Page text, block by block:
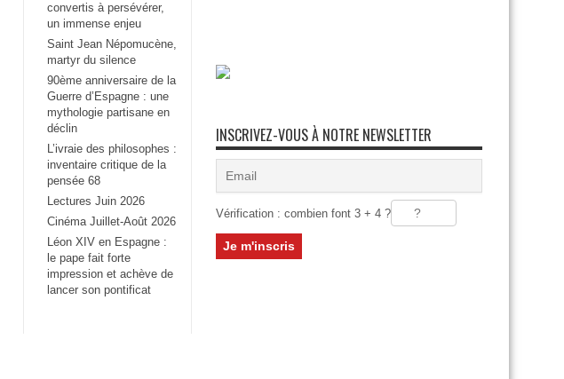
convertis à persévérer,
un immense enjeu
Saint Jean Népomucène,
martyr du silence
90ème anniversaire de la
Guerre d’Espagne : une
mythologie partisane en
déclin
L’ivraie des philosophes :
inventaire critique de la
pensée 68
Lectures Juin 2026
Cinéma Juillet-Août 2026
Léon XIV en Espagne :
le pape fait forte
impression et achève de
lancer son pontificat
INSCRIVEZ-VOUS À NOTRE NEWSLETTER
Vérification : combien font 3 + 4 ?